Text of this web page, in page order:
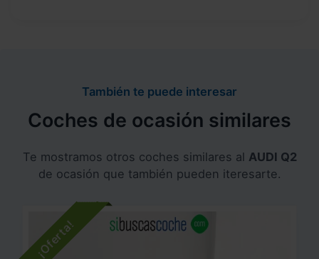
También te puede interesar
Coches de ocasión similares
Te mostramos otros coches similares al AUDI Q2
de ocasión que también pueden iteresarte.